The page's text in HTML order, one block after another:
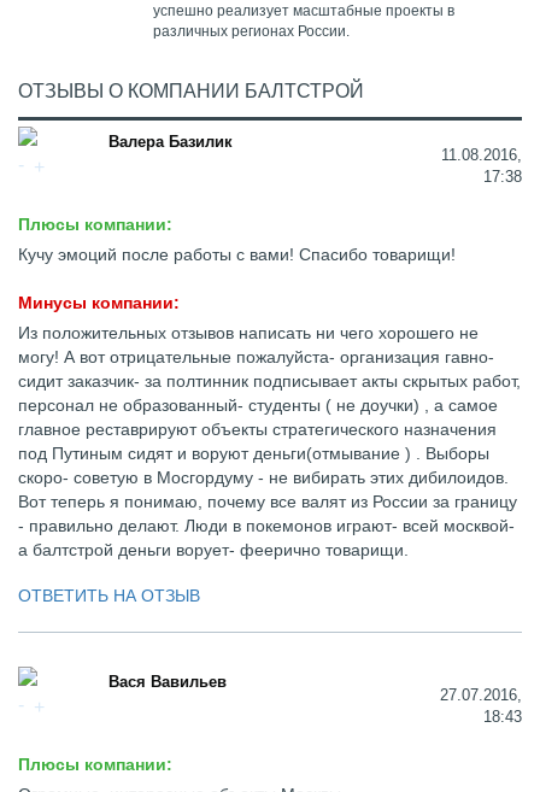
успешно реализует масштабные проекты в
различных регионах России.
ОТЗЫВЫ О КОМПАНИИ БАЛТСТРОЙ
Валера Базилик
11.08.2016,
17:38
Плюсы компании:
Кучу эмоций после работы с вами! Спасибо товарищи!
Минусы компании:
Из положительных отзывов написать ни чего хорошего не
могу! А вот отрицательные пожалуйста- организация гавно-
сидит заказчик- за полтинник подписывает акты скрытых работ,
персонал не образованный- студенты ( не доучки) , а самое
главное реставрируют объекты стратегического назначения
под Путиным сидят и воруют деньги(отмывание ) . Выборы
скоро- советую в Мосгордуму - не вибирать этих дибилоидов.
Вот теперь я понимаю, почему все валят из России за границу
- правильно делают. Люди в покемонов играют- всей москвой-
а балтстрой деньги ворует- феерично товарищи.
ОТВЕТИТЬ НА ОТЗЫВ
Вася Вавильев
27.07.2016,
18:43
Плюсы компании: